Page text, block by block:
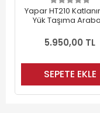
Yapar HT210
Yük Taşıma
5.950,00 TL
SEPETE EKLE